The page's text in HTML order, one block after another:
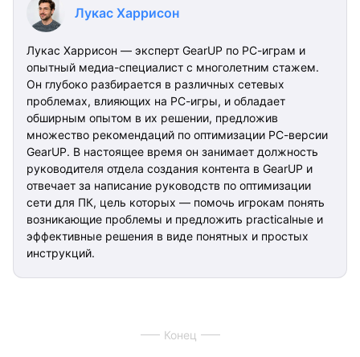
Лукас Харрисон
Лукас Харрисон — эксперт GearUP по PC-играм и
опытный медиа-специалист с многолетним стажем.
Он глубоко разбирается в различных сетевых
проблемах, влияющих на PC-игры, и обладает
обширным опытом в их решении, предложив
множество рекомендаций по оптимизации PC-версии
GearUP. В настоящее время он занимает должность
руководителя отдела создания контента в GearUP и
отвечает за написание руководств по оптимизации
сети для ПК, цель которых — помочь игрокам понять
возникающие проблемы и предложить practicalные и
эффективные решения в виде понятных и простых
инструкций.
Конец